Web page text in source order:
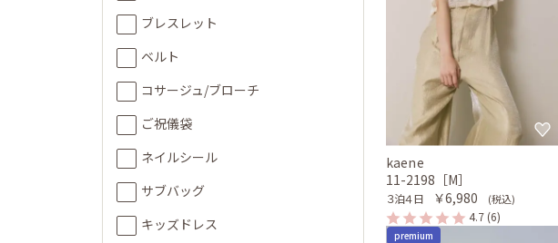
ブレスレット
ベルト
コサージュ/ブローチ
ご祝儀袋
ネイルシール
サブバッグ
キッズドレス
kaene
11-2198［M］
３泊４日 ￥6,980 (税込)
4.7 (6)
premium